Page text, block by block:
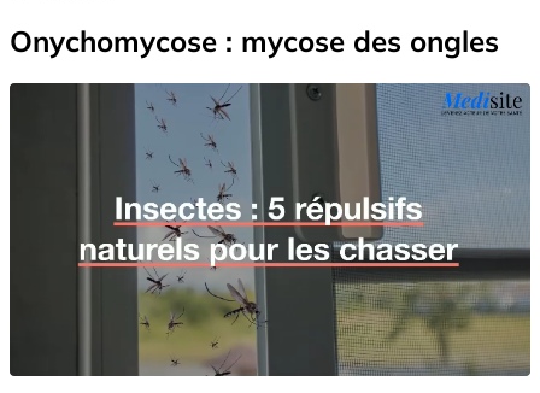
Onychomycose : mycose des ongles